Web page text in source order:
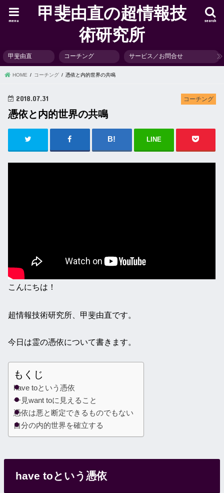
甲斐由直の超情報技
術研究所
search
menu
甲斐由直 コーチング サービス／お問合せ
HOME コーチング 憑依と内的世界の共鳴
コーチング
2018.07.31
憑依と内的世界の共鳴
LINE
こんにちは！
超情報技術研究所、甲斐由直です。
今日は霊の憑依について書きます。
もくじ
have toという憑依
一見want toに見えること
憑依は悪と断定できるものでもない
自分の内的世界を確立する
have toという憑依